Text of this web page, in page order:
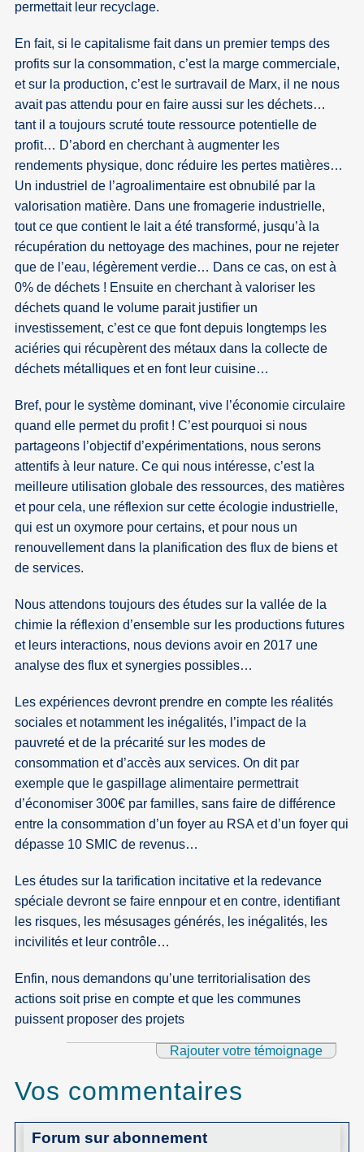
permettait leur recyclage.
En fait, si le capitalisme fait dans un premier temps des
profits sur la consommation, c’est la marge commerciale,
et sur la production, c’est le surtravail de Marx, il ne nous
avait pas attendu pour en faire aussi sur les déchets…
tant il a toujours scruté toute ressource potentielle de
profit… D’abord en cherchant à augmenter les
rendements physique, donc réduire les pertes matières…
Un industriel de l’agroalimentaire est obnubilé par la
valorisation matière. Dans une fromagerie industrielle,
tout ce que contient le lait a été transformé, jusqu’à la
récupération du nettoyage des machines, pour ne rejeter
que de l’eau, légèrement verdie… Dans ce cas, on est à
0% de déchets ! Ensuite en cherchant à valoriser les
déchets quand le volume parait justifier un
investissement, c’est ce que font depuis longtemps les
aciéries qui récupèrent des métaux dans la collecte de
déchets métalliques et en font leur cuisine…
Bref, pour le système dominant, vive l’économie circulaire
quand elle permet du profit ! C’est pourquoi si nous
partageons l’objectif d’expérimentations, nous serons
attentifs à leur nature. Ce qui nous intéresse, c’est la
meilleure utilisation globale des ressources, des matières
et pour cela, une réflexion sur cette écologie industrielle,
qui est un oxymore pour certains, et pour nous un
renouvellement dans la planification des flux de biens et
de services.
Nous attendons toujours des études sur la vallée de la
chimie la réflexion d’ensemble sur les productions futures
et leurs interactions, nous devions avoir en 2017 une
analyse des flux et synergies possibles…
Les expériences devront prendre en compte les réalités
sociales et notamment les inégalités, l’impact de la
pauvreté et de la précarité sur les modes de
consommation et d’accès aux services. On dit par
exemple que le gaspillage alimentaire permettrait
d’économiser 300€ par familles, sans faire de différence
entre la consommation d’un foyer au RSA et d’un foyer qui
dépasse 10 SMIC de revenus…
Les études sur la tarification incitative et la redevance
spéciale devront se faire ennpour et en contre, identifiant
les risques, les mésusages générés, les inégalités, les
incivilités et leur contrôle…
Enfin, nous demandons qu’une territorialisation des
actions soit prise en compte et que les communes
puissent proposer des projets
Rajouter votre témoignage
Vos commentaires
Forum sur abonnement